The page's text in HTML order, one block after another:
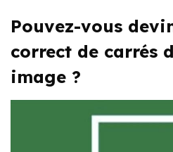
Pouvez-vous
correct de carrés
image ?